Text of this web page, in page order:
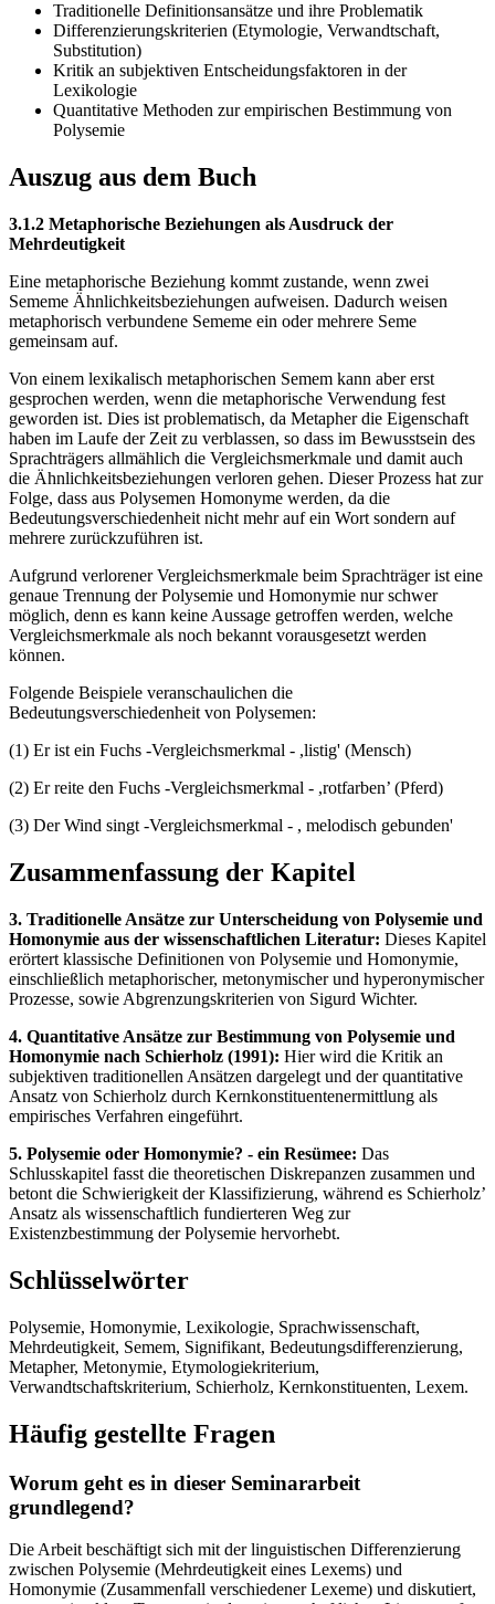
Traditionelle Definitionsansätze und ihre Problematik
Differenzierungskriterien (Etymologie, Verwandtschaft,
Substitution)
Kritik an subjektiven Entscheidungsfaktoren in der
Lexikologie
Quantitative Methoden zur empirischen Bestimmung von
Polysemie
Auszug aus dem Buch
3.1.2 Metaphorische Beziehungen als Ausdruck der
Mehrdeutigkeit
Eine metaphorische Beziehung kommt zustande, wenn zwei
Sememe Ähnlichkeitsbeziehungen aufweisen. Dadurch weisen
metaphorisch verbundene Sememe ein oder mehrere Seme
gemeinsam auf.
Von einem lexikalisch metaphorischen Semem kann aber erst
gesprochen werden, wenn die metaphorische Verwendung fest
geworden ist. Dies ist problematisch, da Metapher die Eigenschaft
haben im Laufe der Zeit zu verblassen, so dass im Bewusstsein des
Sprachträgers allmählich die Vergleichsmerkmale und damit auch
die Ähnlichkeitsbeziehungen verloren gehen. Dieser Prozess hat zur
Folge, dass aus Polysemen Homonyme werden, da die
Bedeutungsverschiedenheit nicht mehr auf ein Wort sondern auf
mehrere zurückzuführen ist.
Aufgrund verlorener Vergleichsmerkmale beim Sprachträger ist eine
genaue Trennung der Polysemie und Homonymie nur schwer
möglich, denn es kann keine Aussage getroffen werden, welche
Vergleichsmerkmale als noch bekannt vorausgesetzt werden
können.
Folgende Beispiele veranschaulichen die
Bedeutungsverschiedenheit von Polysemen:
(1) Er ist ein Fuchs -Vergleichsmerkmal - ,listig' (Mensch)
(2) Er reite den Fuchs -Vergleichsmerkmal - ,rotfarben’ (Pferd)
(3) Der Wind singt -Vergleichsmerkmal - , melodisch gebunden'
Zusammenfassung der Kapitel
3. Traditionelle Ansätze zur Unterscheidung von Polysemie und
Homonymie aus der wissenschaftlichen Literatur: Dieses Kapitel
erörtert klassische Definitionen von Polysemie und Homonymie,
einschließlich metaphorischer, metonymischer und hyperonymischer
Prozesse, sowie Abgrenzungskriterien von Sigurd Wichter.
4. Quantitative Ansätze zur Bestimmung von Polysemie und
Homonymie nach Schierholz (1991): Hier wird die Kritik an
subjektiven traditionellen Ansätzen dargelegt und der quantitative
Ansatz von Schierholz durch Kernkonstituentenermittlung als
empirisches Verfahren eingeführt.
5. Polysemie oder Homonymie? - ein Resümee: Das
Schlusskapitel fasst die theoretischen Diskrepanzen zusammen und
betont die Schwierigkeit der Klassifizierung, während es Schierholz’
Ansatz als wissenschaftlich fundierteren Weg zur
Existenzbestimmung der Polysemie hervorhebt.
Schlüsselwörter
Polysemie, Homonymie, Lexikologie, Sprachwissenschaft,
Mehrdeutigkeit, Semem, Signifikant, Bedeutungsdifferenzierung,
Metapher, Metonymie, Etymologiekriterium,
Verwandtschaftskriterium, Schierholz, Kernkonstituenten, Lexem.
Häufig gestellte Fragen
Worum geht es in dieser Seminararbeit
grundlegend?
Die Arbeit beschäftigt sich mit der linguistischen Differenzierung
zwischen Polysemie (Mehrdeutigkeit eines Lexems) und
Homonymie (Zusammenfall verschiedener Lexeme) und diskutiert,